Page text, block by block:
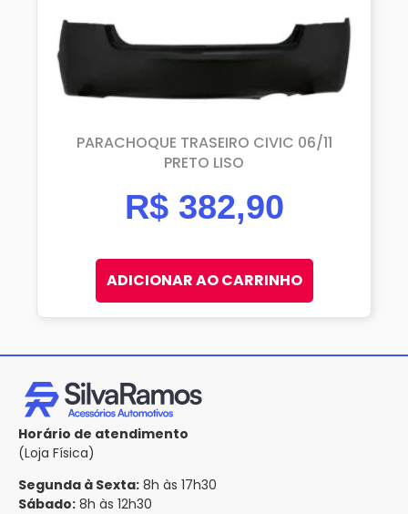
PARACHOQUE TRASEIRO CIVIC 06/11
PRETO LISO
R$382,90
ADICIONAR AO CARRINHO
Horário de atendimento
(Loja Física)
Segunda à Sexta: 8h às 17h30
Sábado: 8h às 12h30